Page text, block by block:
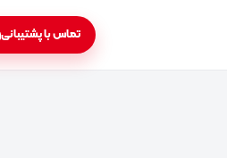
تماس با پشتیبانی